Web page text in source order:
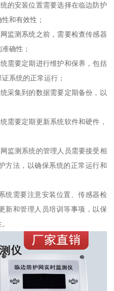
的安装位置需要选择在临边防护
和有效性；
监测系统之前，需要检查传感器
确性；
需要定期进行维护和保养，包括
系统的正常运行；
采集到的数据需要定期备份，以
需要定期更新系统软件和硬件，
监测系统的管理人员需要接受相
方法，以确保系统的正常运行和
统需要注意安装位置、传感器检
新和管理人员培训等事项，以保